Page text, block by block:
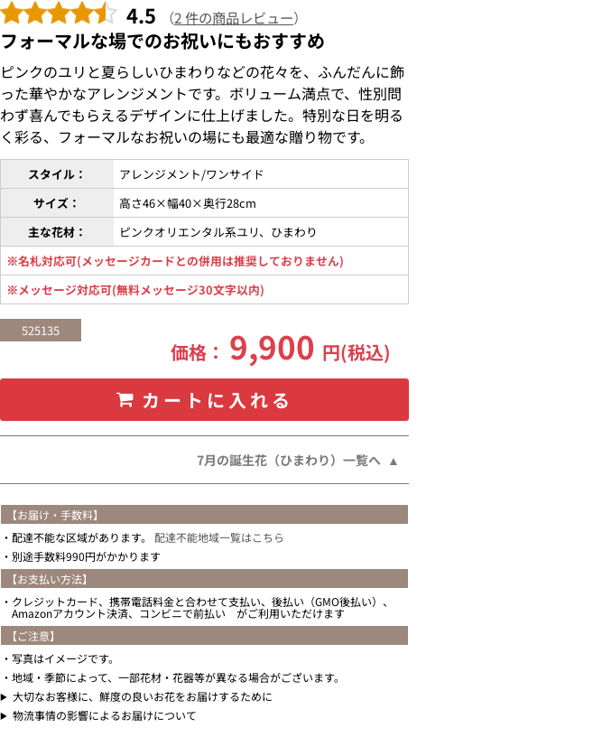
4.5 （2 件の商品レビュー）
フォーマルな場でのお祝いにもおすすめ
ピンクのユリと夏らしいひまわりなどの花々を、ふんだんに飾
った華やかなアレンジメントです。ボリューム満点で、性別問
わず喜んでもらえるデザインに仕上げました。特別な日を明る
く彩る、フォーマルなお祝いの場にも最適な贈り物です。
スタイル：
アレンジメント/ワンサイド
サイズ：
高さ46×幅40×奥行28cm
主な花材：
ピンクオリエンタル系ユリ、ひまわり
※名札対応可(メッセージカードとの併用は推奨しておりません)
※メッセージ対応可(無料メッセージ30文字以内)
525135
価格： 9,900 円(税込)
カートに入れる
7月の誕生花（ひまわり）一覧へ
【お届け・手数料】
配達不能な区域があります。 配達不能地域一覧はこちら
別途手数料990円がかかります
【お支払い方法】
クレジットカード、携帯電話料金と合わせて支払い、後払い（GMO後払い）、
Amazonアカウント決済、コンビニで前払い がご利用いただけます
【ご注意】
写真はイメージです。
地域・季節によって、一部花材・花器等が異なる場合がございます。
大切なお客様に、鮮度の良いお花をお届けするために
物流事情の影響によるお届けについて